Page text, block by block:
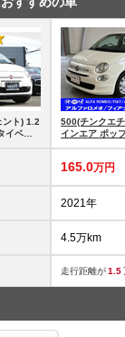
ント) 1.2
ベル
500(チンクエ
インエア ポッ
165.0万円
2021年
4.5万km
走行距離が1.5